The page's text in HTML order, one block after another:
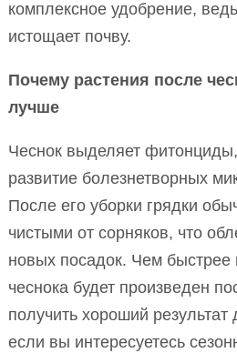
комплексное удобрение,
истощает почву.
Почему растения после
лучше
Чеснок выделяет
развитие болезнетворных
После его уборки грядки
чистыми от сорняков, что
новых посадок. Чем быстрее
чеснока будет произведен
получить хороший результат
если вы интересуетесь